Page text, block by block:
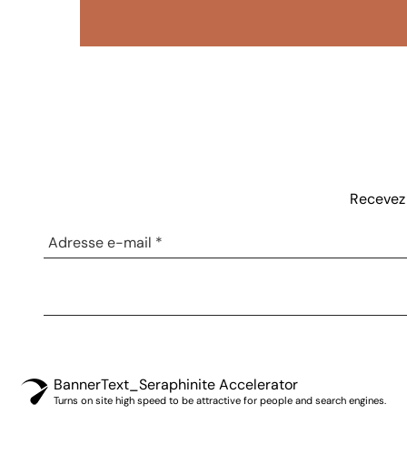
BannerText_Seraphinite Accelerator
Turns on site high speed to be attractive for people and search engines.